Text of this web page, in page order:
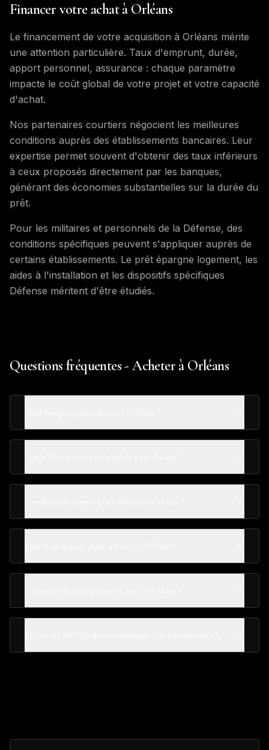
Financer votre achat à Orléans
Le financement de votre acquisition à Orléans mérite
une attention particulière. Taux d'emprunt, durée,
apport personnel, assurance : chaque paramètre
impacte le coût global de votre projet et votre capacité
d'achat.
Nos partenaires courtiers négocient les meilleures
conditions auprès des établissements bancaires. Leur
expertise permet souvent d'obtenir des taux inférieurs
à ceux proposés directement par les banques,
générant des économies substantielles sur la durée du
prêt.
Pour les militaires et personnels de la Défense, des
conditions spécifiques peuvent s'appliquer auprès de
certains établissements. Le prêt épargne logement, les
aides à l'installation et les dispositifs spécifiques
Défense méritent d'être étudiés.
Questions fréquentes - Acheter à Orléans